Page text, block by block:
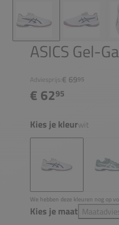
ASICS Gel-
Adviesprijs:€ 6995
€ 6295
Kies je kleurwit
We hebben deze kleuren nog op
Kies je maat